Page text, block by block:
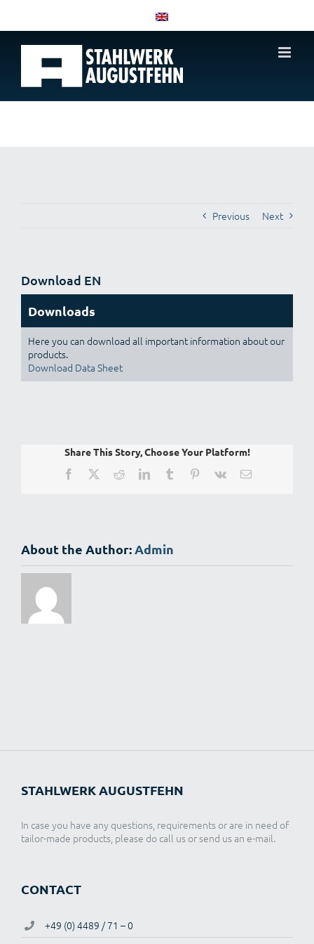
content
Previous Next
Download EN
Downloads
Here you can download all important information about our
products.
Download Data Sheet
Share This Story, Choose Your Platform!
Facebook RedditLinkedInTumblr Pinterest
Vk Email
About the Author:Admin
STAHLWERK AUGUSTFEHN
In case you have any questions, requirements or are in need of
tailor-made products, please do call us or send us an e-mail.
CONTACT
+49 (0) 4489 / 71 – 0